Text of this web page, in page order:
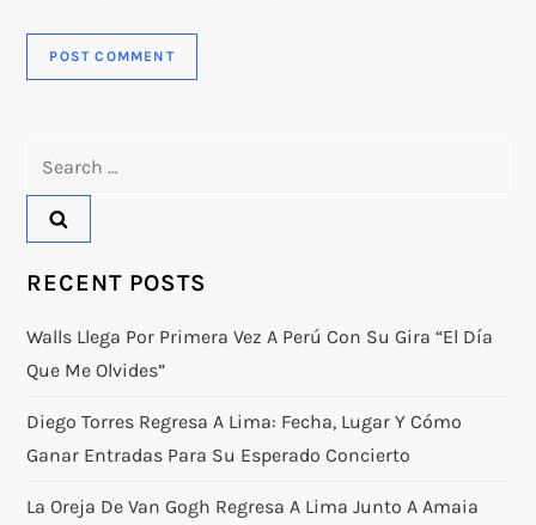
RECENT POSTS
Walls Llega Por Primera Vez A Perú Con Su Gira “El Día
Que Me Olvides”
Diego Torres Regresa A Lima: Fecha, Lugar Y Cómo
Ganar Entradas Para Su Esperado Concierto
La Oreja De Van Gogh Regresa A Lima Junto A Amaia